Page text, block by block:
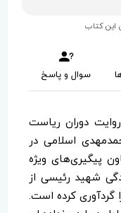
این کتاب
سوال و پاسخ
دوران ریاست
اسلامی در
پیگیری‌های ویژه
۴۰ روز آخر زندگی شهید رئیسی از
پرواز را گردآوری کرده است.